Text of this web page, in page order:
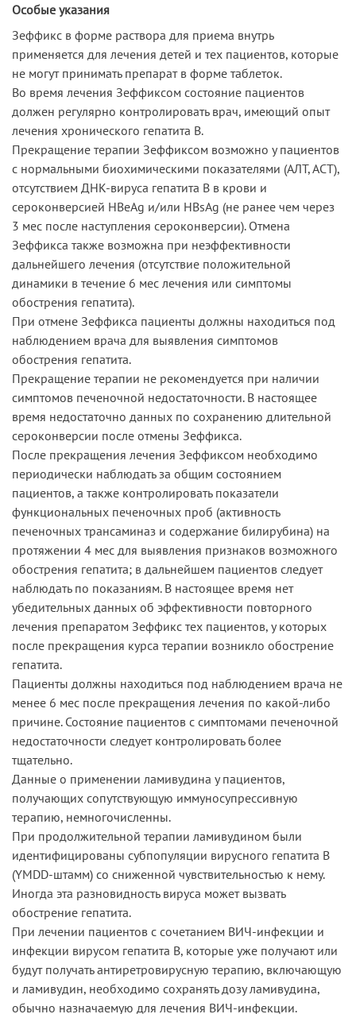
Особые указания
Зеффикс в форме раствора для приема внутрь
применяется для лечения детей и тех пациентов, которые
не могут принимать препарат в форме таблеток.
Во время лечения Зеффиксом состояние пациентов
должен регулярно контролировать врач, имеющий опыт
лечения хронического гепатита В.
Прекращение терапии Зеффиксом возможно у пациентов
с нормальными биохимическими показателями (АЛТ, АСТ),
отсутствием ДНК-вируса гепатита В в крови и
сероконверсией HBeAg и/или HBsAg (не ранее чем через
3 мес после наступления сероконверсии). Отмена
Зеффикса также возможна при неэффективности
дальнейшего лечения (отсутствие положительной
динамики в течение 6 мес лечения или симптомы
обострения гепатита).
При отмене Зеффикса пациенты должны находиться под
наблюдением врача для выявления симптомов
обострения гепатита.
Прекращение терапии не рекомендуется при наличии
симптомов печеночной недостаточности. В настоящее
время недостаточно данных по сохранению длительной
сероконверсии после отмены Зеффикса.
После прекращения лечения Зеффиксом необходимо
периодически наблюдать за общим состоянием
пациентов, а также контролировать показатели
функциональных печеночных проб (активность
печеночных трансаминаз и содержание билирубина) на
протяжении 4 мес для выявления признаков возможного
обострения гепатита; в дальнейшем пациентов следует
наблюдать по показаниям. В настоящее время нет
убедительных данных об эффективности повторного
лечения препаратом Зеффикс тех пациентов, у которых
после прекращения курса терапии возникло обострение
гепатита.
Пациенты должны находиться под наблюдением врача не
менее 6 мес после прекращения лечения по какой-либо
причине. Состояние пациентов с симптомами печеночной
недостаточности следует контролировать более
тщательно.
Данные о применении ламивудина у пациентов,
получающих сопутствующую иммуносупрессивную
терапию, немногочисленны.
При продолжительной терапии ламивудином были
идентифицированы субпопуляции вирусного гепатита B
(YMDD-штамм) со сниженной чувствительностью к нему.
Иногда эта разновидность вируса может вызвать
обострение гепатита.
При лечении пациентов с сочетанием ВИЧ-инфекции и
инфекции вирусом гепатита В, которые уже получают или
будут получать антиретровирусную терапию, включающую
и ламивудин, необходимо сохранять дозу ламивудина,
обычно назначаемую для лечения ВИЧ-инфекции.